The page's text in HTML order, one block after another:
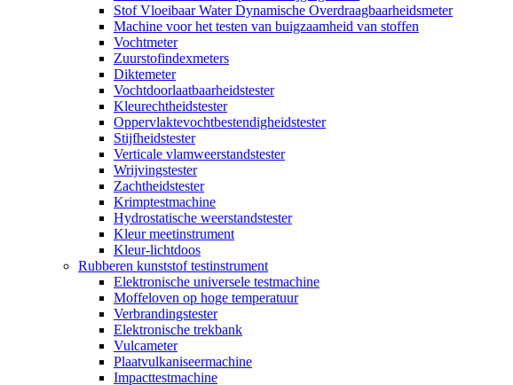
Stof Vloeibaar Water Dynamische Overdraagbaarheidsmeter
Machine voor het testen van buigzaamheid van stoffen
Vochtmeter
Zuurstofindexmeters
Diktemeter
Vochtdoorlaatbaarheidstester
Kleurechtheidstester
Oppervlaktevochtbestendigheidstester
Stijfheidstester
Verticale vlamweerstandstester
Wrijvingstester
Zachtheidstester
Krimptestmachine
Hydrostatische weerstandstester
Kleur meetinstrument
Kleur-lichtdoos
Rubberen kunststof testinstrument
Elektronische universele testmachine
Moffeloven op hoge temperatuur
Verbrandingstester
Elektronische trekbank
Vulcameter
Plaatvulkaniseermachine
Impacttestmachine